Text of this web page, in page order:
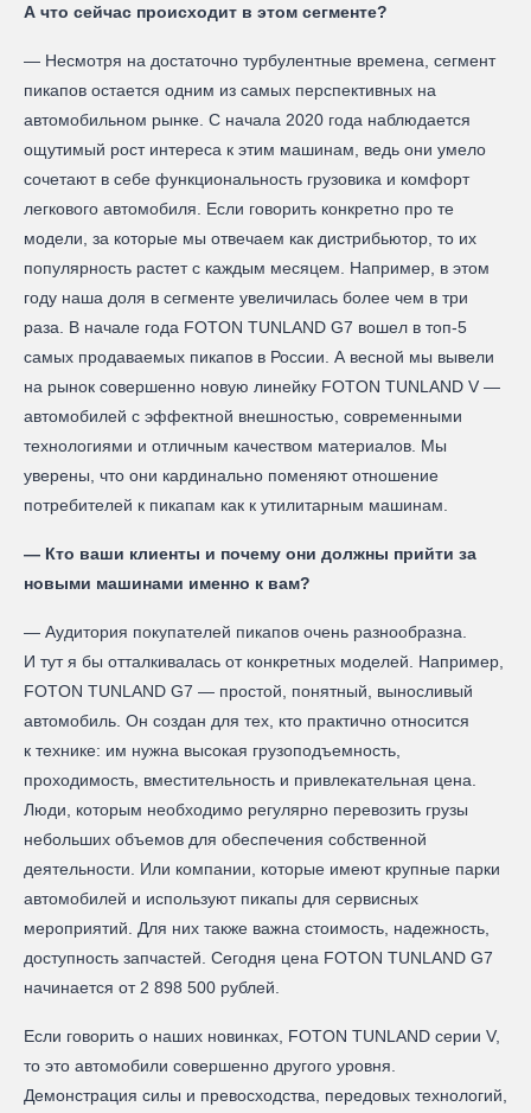
А что сейчас происходит в этом сегменте?
— Несмотря на достаточно турбулентные времена, сегмент
пикапов остается одним из самых перспективных на
автомобильном рынке. С начала 2020 года наблюдается
ощутимый рост интереса к этим машинам, ведь они умело
сочетают в себе функциональность грузовика и комфорт
легкового автомобиля. Если говорить конкретно про те
модели, за которые мы отвечаем как дистрибьютор, то их
популярность растет с каждым месяцем. Например, в этом
году наша доля в сегменте увеличилась более чем в три
раза. В начале года FOTON TUNLAND G7 вошел в топ-5
самых продаваемых пикапов в России. А весной мы вывели
на рынок совершенно новую линейку FOTON TUNLAND V —
автомобилей с эффектной внешностью, современными
технологиями и отличным качеством материалов. Мы
уверены, что они кардинально поменяют отношение
потребителей к пикапам как к утилитарным машинам.
— Кто ваши клиенты и почему они должны прийти за
новыми машинами именно к вам?
— Аудитория покупателей пикапов очень разнообразна.
И тут я бы отталкивалась от конкретных моделей. Например,
FOTON TUNLAND G7 — простой, понятный, выносливый
автомобиль. Он создан для тех, кто практично относится
к технике: им нужна высокая грузоподъемность,
проходимость, вместительность и привлекательная цена.
Люди, которым необходимо регулярно перевозить грузы
небольших объемов для обеспечения собственной
деятельности. Или компании, которые имеют крупные парки
автомобилей и используют пикапы для сервисных
мероприятий. Для них также важна стоимость, надежность,
доступность запчастей. Сегодня цена FOTON TUNLAND G7
начинается от 2 898 500 рублей.
Если говорить о наших новинках, FOTON TUNLAND серии V,
то это автомобили совершенно другого уровня.
Демонстрация силы и превосходства, передовых технологий,